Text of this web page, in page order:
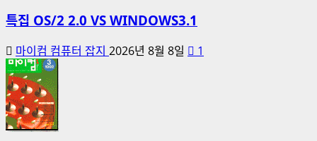
특집 OS/2 2.0 VS WINDOWS3.1
마이컴 컴퓨터 잡지 2026년 8월 8일 1